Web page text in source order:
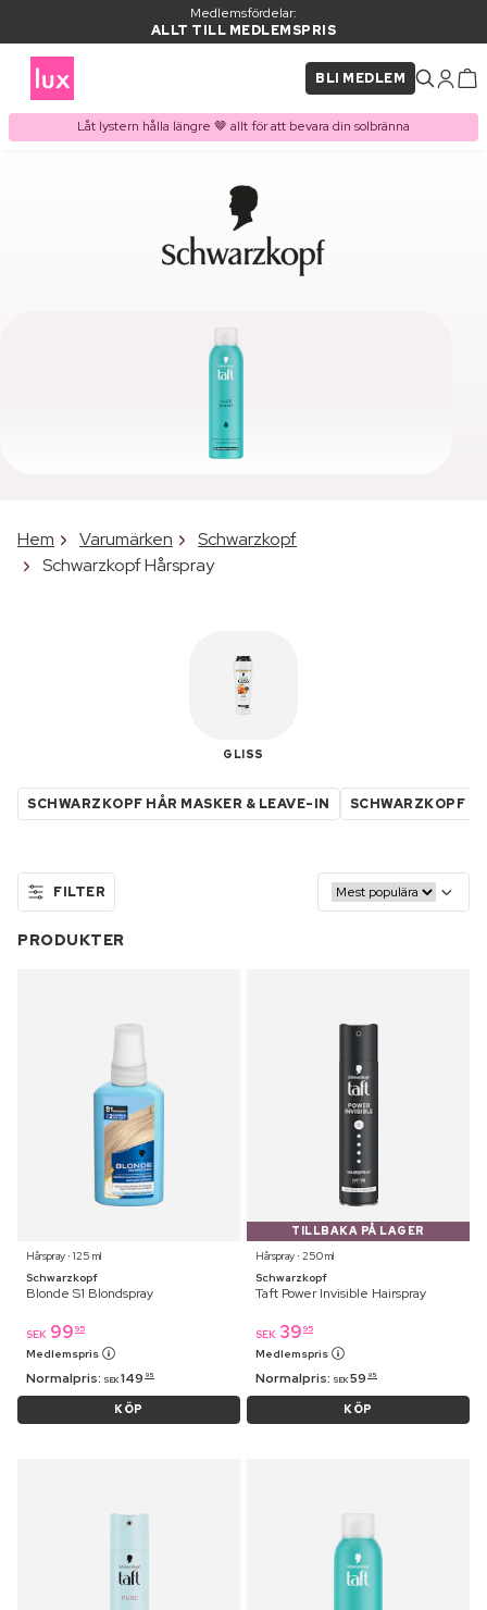
Medlemsfördelar:
ALLT TILL MEDLEMSPRIS
BLI MEDLEM
Låt lystern hålla längre 🤎 allt för att bevara din solbränna
Hem Varumärken
Schwarzkopf
Schwarzkopf Hårspray
GLISS
SCHWARZKOPF HÅR MASKER & LEAVE-IN SCHWARZKOPF
FILTER
PRODUKTER
Hårspray ⋅ 125 ml
Schwarzkopf
Blonde S1 Blondspray
SEK 99 95
Medlemspris
Normalpris: SEK 149 95
KÖP
TILLBAKA PÅ LAGER
Hårspray ⋅ 250 ml
Schwarzkopf
Taft Power Invisible Hairspray
SEK 39 95
Medlemspris
Normalpris: SEK 59 95
KÖP